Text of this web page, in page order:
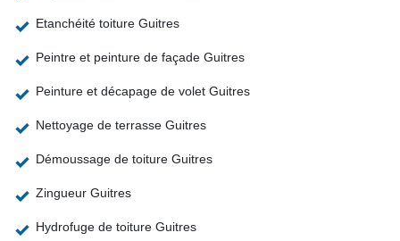
Etanchéité toiture Guitres
Peintre et peinture de façade Guitres
Peinture et décapage de volet Guitres
Nettoyage de terrasse Guitres
Démoussage de toiture Guitres
Zingueur Guitres
Hydrofuge de toiture Guitres